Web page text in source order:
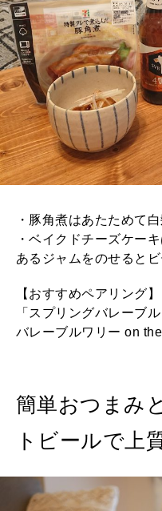
・豚角煮はあたためて
・ベイクドチーズケー
あるジャムをのせるとビ
【おすすめペアリング】
「スプリングバレーブ
バレーブルワリー on the
簡単おつまみ
トビールで上